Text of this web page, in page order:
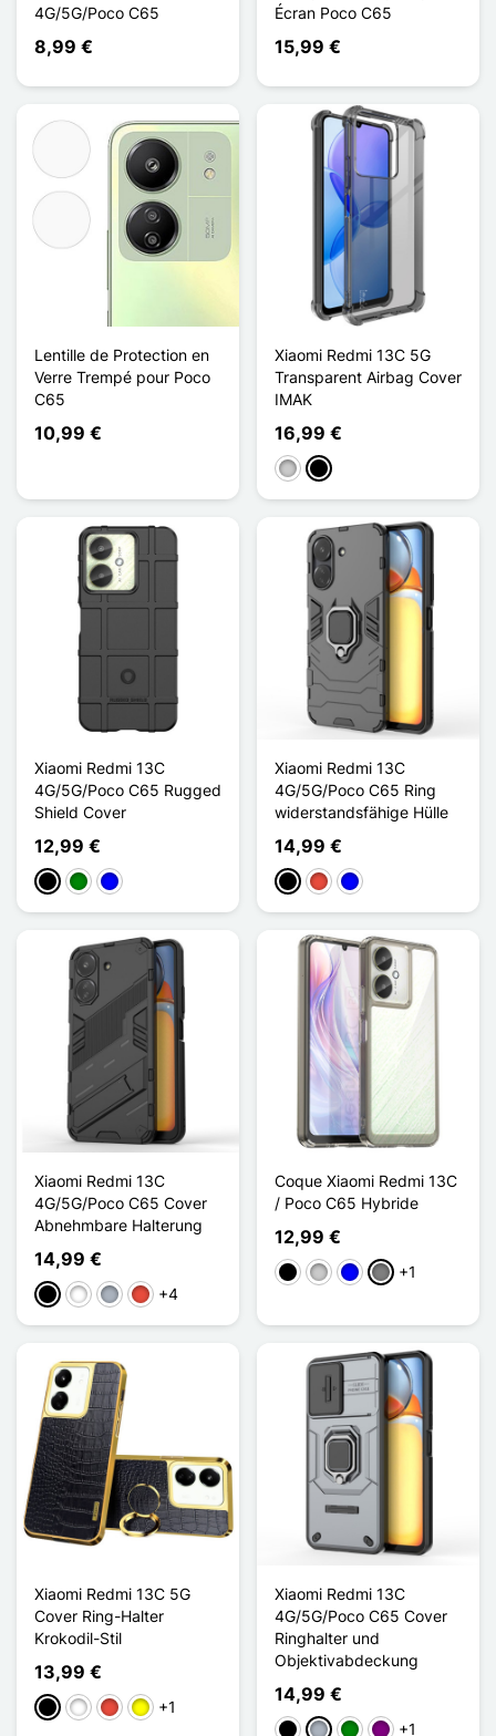
4G/5G/Poco C65
8,99 €
Écran Poco C65
15,99 €
Lentille de Protection en
Verre Trempé pour Poco
C65
10,99 €
Xiaomi Redmi 13C 5G
Transparent Airbag Cover
IMAK
16,99 €
Transparent
Noir Transparent
Xiaomi Redmi 13C
4G/5G/Poco C65 Rugged
Shield Cover
12,99 €
Schwarz
GrünBlau
Xiaomi Redmi 13C
4G/5G/Poco C65 Ring
widerstandsfähige Hülle
14,99 €
Schwarz
Rot Blau
Xiaomi Redmi 13C
4G/5G/Poco C65 Cover
Abnehmbare Halterung
14,99 €
Schwarz
WeißGrauRot +4
Coque Xiaomi Redmi 13C
/ Poco C65 Hybride
12,99 €
SchwarzTransparent
BlauGris Transparent
+1
Xiaomi Redmi 13C 5G
Cover Ring-Halter
Krokodil-Stil
13,99 €
Schwarz
WeißRot Gelb+1
Xiaomi Redmi 13C
4G/5G/Poco C65 Cover
Ringhalter und
Objektivabdeckung
14,99 €
Schwarz
GrauGrünViolett
+1